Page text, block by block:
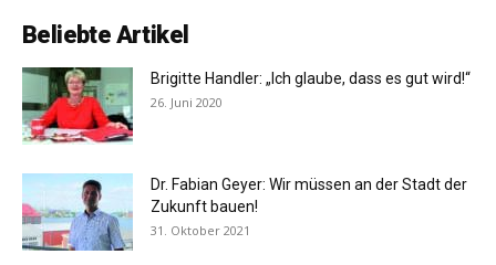
Beliebte Artikel
Brigitte Handler: „Ich glaube, dass es gut wird!“
26. Juni 2020
Dr. Fabian Geyer: Wir müssen an der Stadt der
Zukunft bauen!
31. Oktober 2021